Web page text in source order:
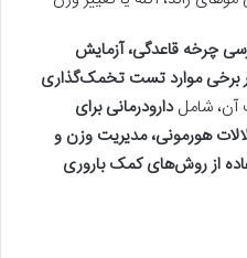
چرخه قاعدگی، آزمایش
برخی موارد تست تخمک‌گذاری
آن، شاملدارودرمانی برای
هورمونی، مدیریت وزن و
از روش‌های کمک باروری